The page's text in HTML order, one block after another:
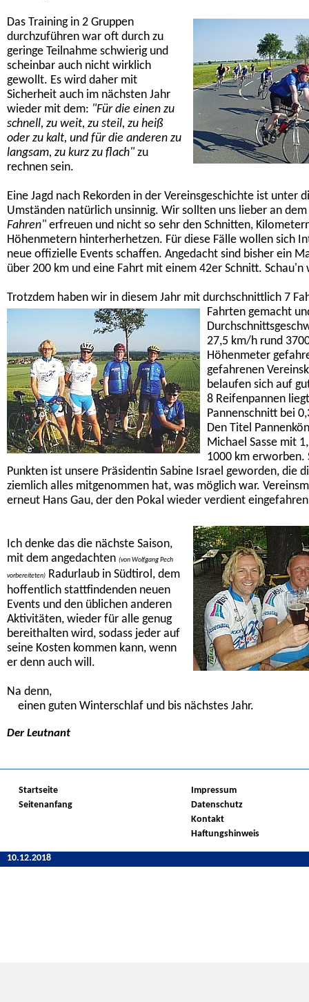
Das Training in 2 Gruppen
durchzuführen war oft durch zu
geringe Teilnahme schwierig und
scheinbar auch nicht wirklich
gewollt. Es wird daher mit
Sicherheit auch im nächsten Jahr
wieder mit dem: "Für die einen zu
schnell, zu weit, zu steil, zu heiß
oder zu kalt, und für die anderen zu
langsam, zu kurz zu flach" zu
rechnen sein.
Eine Jagd nach Rekorden in der Vereinsgeschichte ist unter
Umständen natürlich unsinnig. Wir sollten uns lieber an dem
Fahren" erfreuen und nicht so sehr den Schnitten,
Höhenmetern hinterherhetzen. Für diese Fälle wollen sich
neue offizielle Events schaffen. Angedacht sind bisher ein
über 200 km und eine Fahrt mit einem 42er Schnitt.
Trotzdem haben wir in diesem Jahr mit durchschnittlich 7
Fahrten gemacht
27,5 km/h rund
Höhenmeter
gefahrenen
belaufen sich auf
8 Reifenpannen
Pannenschnitt bei
Den Titel
Michael Sasse mit
1000 km erworben.
Punkten ist unsere Präsidentin Sabine Israel geworden, die
ziemlich alles mitgenommen hat, was möglich war.
erneut Hans Gau, der den Pokal wieder verdient
Ich denke das die nächste Saison,
mit dem angedachten (von Wolfgang Pech
vorbereiteten) Radurlaub in Südtirol, dem
hoffentlich stattfindenden neuen
Events und den üblichen anderen
Aktivitäten, wieder für alle genug
bereithalten wird, sodass jeder auf
seine Kosten kommen kann, wenn
er denn auch will.
Na denn,
einen guten Winterschlaf und bis nächstes Jahr.
Der Leutnant
Startseite
Seitenanfang
Impressum
Datenschutz
Kontakt
Haftungshinweis
10.12.2018